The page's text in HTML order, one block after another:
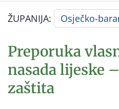
ŽUPANIJA: Osječko-
Preporuka
nasada lijeske
zaštita